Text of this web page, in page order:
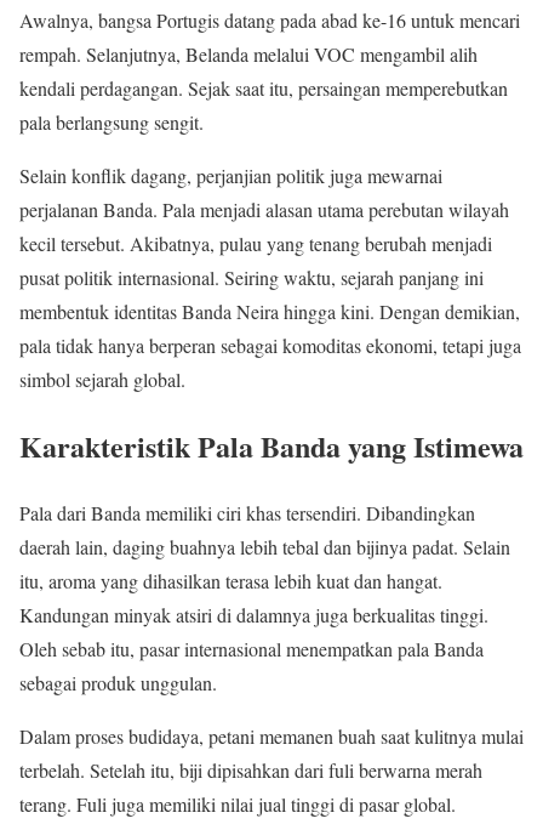
Awalnya, bangsa Portugis datang pada abad ke-16 untuk mencari
rempah. Selanjutnya, Belanda melalui VOC mengambil alih
kendali perdagangan. Sejak saat itu, persaingan memperebutkan
pala berlangsung sengit.
Selain konflik dagang, perjanjian politik juga mewarnai
perjalanan Banda. Pala menjadi alasan utama perebutan wilayah
kecil tersebut. Akibatnya, pulau yang tenang berubah menjadi
pusat politik internasional. Seiring waktu, sejarah panjang ini
membentuk identitas Banda Neira hingga kini. Dengan demikian,
pala tidak hanya berperan sebagai komoditas ekonomi, tetapi juga
simbol sejarah global.
Karakteristik Pala Banda yang Istimewa
Pala dari Banda memiliki ciri khas tersendiri. Dibandingkan
daerah lain, daging buahnya lebih tebal dan bijinya padat. Selain
itu, aroma yang dihasilkan terasa lebih kuat dan hangat.
Kandungan minyak atsiri di dalamnya juga berkualitas tinggi.
Oleh sebab itu, pasar internasional menempatkan pala Banda
sebagai produk unggulan.
Dalam proses budidaya, petani memanen buah saat kulitnya mulai
terbelah. Setelah itu, biji dipisahkan dari fuli berwarna merah
terang. Fuli juga memiliki nilai jual tinggi di pasar global.